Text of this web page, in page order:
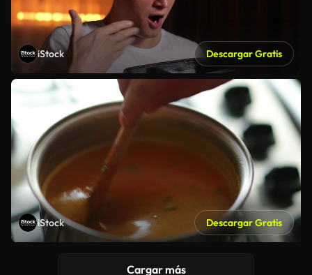
iStock Descargar Gratis
iStock Descargar Gratis
Cargar más